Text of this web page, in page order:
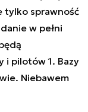
tylko sprawność
w pełni
i pilotów 1. Bazy
Niebawem